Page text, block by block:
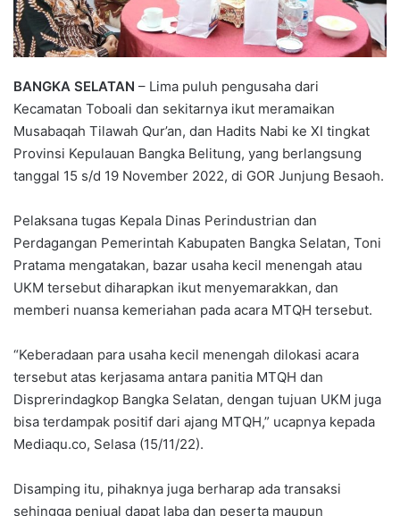
BANGKA SELATAN – Lima puluh pengusaha dari
Kecamatan Toboali dan sekitarnya ikut meramaikan
Musabaqah Tilawah Qur’an, dan Hadits Nabi ke XI tingkat
Provinsi Kepulauan Bangka Belitung, yang berlangsung
tanggal 15 s/d 19 November 2022, di GOR Junjung Besaoh.
Pelaksana tugas Kepala Dinas Perindustrian dan
Perdagangan Pemerintah Kabupaten Bangka Selatan, Toni
Pratama mengatakan, bazar usaha kecil menengah atau
UKM tersebut diharapkan ikut menyemarakkan, dan
memberi nuansa kemeriahan pada acara MTQH tersebut.
“Keberadaan para usaha kecil menengah dilokasi acara
tersebut atas kerjasama antara panitia MTQH dan
Disprerindagkop Bangka Selatan, dengan tujuan UKM juga
bisa terdampak positif dari ajang MTQH,” ucapnya kepada
Mediaqu.co, Selasa (15/11/22).
Disamping itu, pihaknya juga berharap ada transaksi
sehingga penjual dapat laba dan peserta maupun